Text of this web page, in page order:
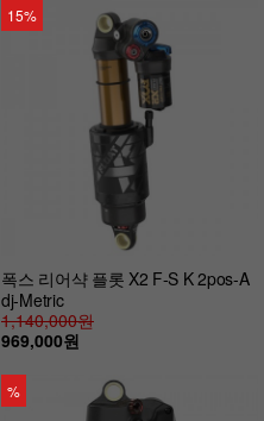
15%
폭스 리어샥 플롯 X2 F-S K 2pos-A
dj-Metric
1,140,000원
969,000원
%